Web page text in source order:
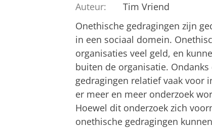
Auteur:
Tim Vriend
Onethische gedragingen zijn
in een sociaal domein.
organisaties veel geld, en
buiten de organisatie.
gedragingen relatief vaak voor
er meer en meer onderzoek
Hoewel dit onderzoek zich
onethische gedragingen